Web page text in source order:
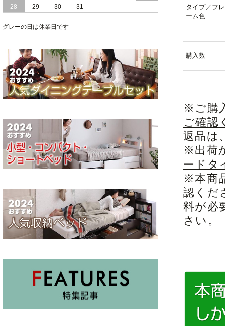
タイプ／フレ
ーム色
購入数
※ご購
ご確認
返品は
※出荷
ードタ
※本商
認くだ
料が必
さい。
し 収納庫 付き チェスト ベッド 日本製
28
29 30 31
グレーの日は休業日です